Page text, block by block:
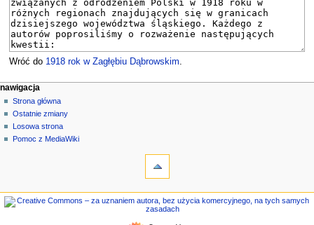
Wróć do 1918 rok w Zagłębiu Dąbrowskim
M
e
n
u
i
g
działania na stronie
strona
dyskusja
czytaj
kod
narzędzia osobiste
zaloguj
się
nawigacja
Strona główna
Ostatnie zmiany
Losowa strona
Pomoc z MediaWiki
linkowanych
nawigacja
Strona